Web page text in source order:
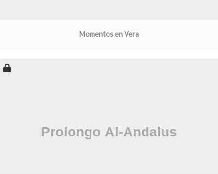
Momentos en Vera